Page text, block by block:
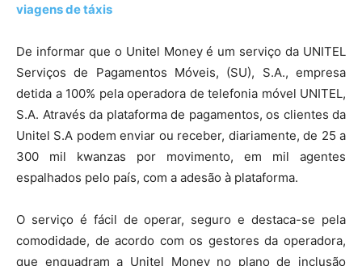
viagens de táxis
De informar que o Unitel Money é um serviço da UNITEL
Serviços de Pagamentos Móveis, (SU), S.A., empresa
detida a 100% pela operadora de telefonia móvel UNITEL,
S.A. Através da plataforma de pagamentos, os clientes da
Unitel S.A podem enviar ou receber, diariamente, de 25 a
300 mil kwanzas por movimento, em mil agentes
espalhados pelo país, com a adesão à plataforma.
O serviço é fácil de operar, seguro e destaca-se pela
comodidade, de acordo com os gestores da operadora,
que enquadram a Unitel Money no plano de inclusão